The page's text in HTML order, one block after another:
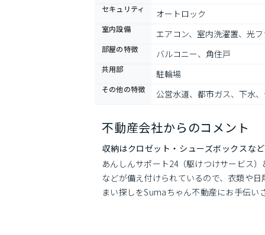
セキュリティ オートロック
室内設備 エアコン、室内洗濯置、光
部屋の特徴 バルコニー、角住戸
共用部 駐輪場
その他の特徴 公営水道、都市ガス、下水
不動産会社からのコメント
収納はクロゼット・シューズボックスな
あんしんサポート24（駆けつけサービス
などが備え付けられているので、衣類や
まい探しをSumaちゃん不動産にお手伝